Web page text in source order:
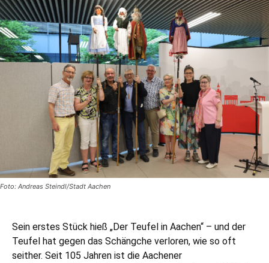
Foto: Andreas Steindl/Stadt Aachen
Sein erstes Stück hieß „Der Teufel in Aachen“ – und der
Teufel hat gegen das Schängche verloren, wie so oft
seither. Seit 105 Jahren ist die Aachener